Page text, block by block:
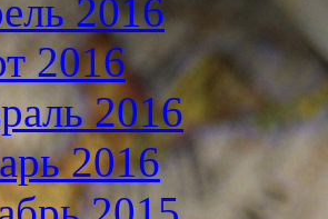
2016
2016
2016
2016